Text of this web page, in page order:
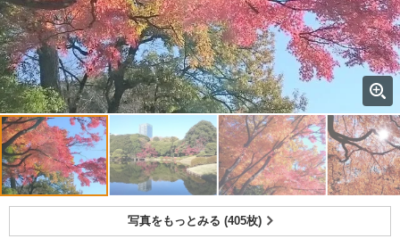
写真をもっとみる (405枚)